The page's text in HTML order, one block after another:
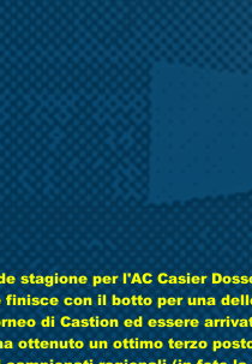
stagione per l'AC Casier
finisce con il botto per una
di Castion ed essere
ottenuto un ottimo terzo